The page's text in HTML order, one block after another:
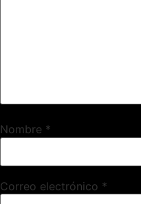
Nombre *
Correo electrónico *